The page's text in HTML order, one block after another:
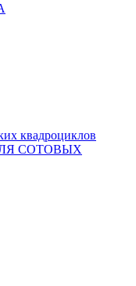
квадроциклов
СОТОВЫХ